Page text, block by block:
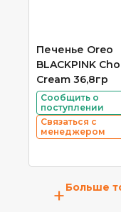
Печенье Oreo
BLACKPINK
Cream 36,8гр
Сообщить о
поступлении
Связаться с
менеджером
+Больше